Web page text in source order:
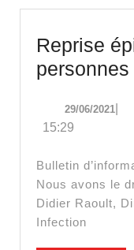
Reprise
29/06/202129/
15:29
Bulletin d’information scientifique de l’IHU –
Nous avons le
Didier Raoult,
Infection